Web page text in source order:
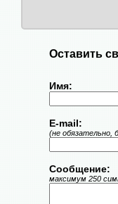
Оставить
Имя:
E-mail:
(не обязательно,
Сообщение:
максимум 250